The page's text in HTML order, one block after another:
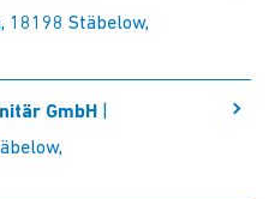
18198 Stäbelow,
GmbH